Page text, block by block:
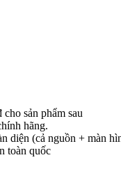
sản phẩm sau
hãng.
diện (cả nguồn + màn
toàn quốc